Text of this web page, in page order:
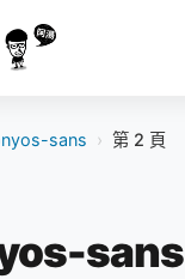
sans › 第 2 頁
sans